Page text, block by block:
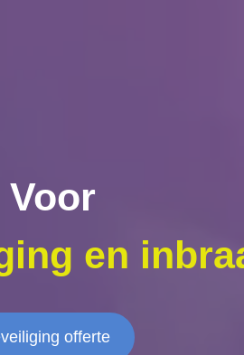
Voor
en
offerte